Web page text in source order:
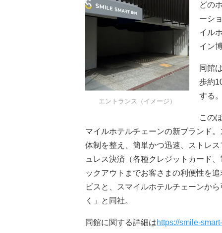
エントランス（イメージ）
どの
ーシ
イル
イン
同館
歩約
する。
この
マイルホテルチェーンの新ブランド
体制を整え、簡単かつ迅速、ストレ
ュレス決済（各種クレジットカード
ックアウトまでお客さまの利便性を
ビスと、スマイルホテルチェーンか
く」と同社。
同館に関する詳細はhttps://smile-